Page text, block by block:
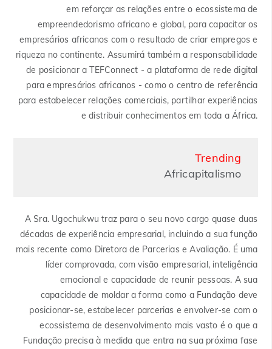
em reforçar as relações entre o ecossistema de
empreendedorismo africano e global, para capacitar os
empresários africanos com o resultado de criar empregos e
riqueza no continente. Assumirá também a responsabilidade
de posicionar a TEFConnect - a plataforma de rede digital
para empresários africanos - como o centro de referência
para estabelecer relações comerciais, partilhar experiências
e distribuir conhecimentos em toda a África.
Trending
Africapitalismo
A Sra. Ugochukwu traz para o seu novo cargo quase duas
décadas de experiência empresarial, incluindo a sua função
mais recente como Diretora de Parcerias e Avaliação. É uma
líder comprovada, com visão empresarial, inteligência
emocional e capacidade de reunir pessoas. A sua
capacidade de moldar a forma como a Fundação deve
posicionar-se, estabelecer parcerias e envolver-se com o
ecossistema de desenvolvimento mais vasto é o que a
Fundação precisa à medida que entra na sua próxima fase